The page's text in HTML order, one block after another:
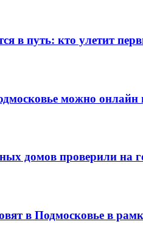
в путь: кто улетит
можно онлайн
домов проверили на
в Подмосковье в